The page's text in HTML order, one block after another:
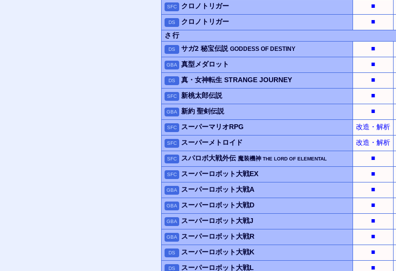
SFC クロノトリガー ■
DS クロノトリガー ■
さ行
DS サガ2 秘宝伝説 GODDESS OF DESTINY ■
GBA 真型メダロット ■
DS 真・女神転生 STRANGE JOURNEY ■
SFC 新桃太郎伝説 ■
GBA 新約 聖剣伝説 ■
SFC スーパーマリオRPG 改造・解析
SFC スーパーメトロイド 改造・解析
SFC スパロボ大戦外伝 魔装機神 THE LORD OF ELEMENTAL ■
SFC スーパーロボット大戦EX ■
GBA スーパーロボット大戦A ■
GBA スーパーロボット大戦D ■
GBA スーパーロボット大戦J ■
GBA スーパーロボット大戦R ■
DS スーパーロボット大戦K ■
DS スーパーロボット大戦L ■